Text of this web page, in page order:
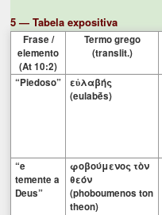
5 — Tabela expositiva
Frase /
elemento
(At 10:2)
Termo grego
(translit.)
“Piedoso”
εὐλαβής
(eulabḗs)
“e
temente a
Deus”
φοβούμενος τὸν
θεόν
(phoboumenos ton
theon)